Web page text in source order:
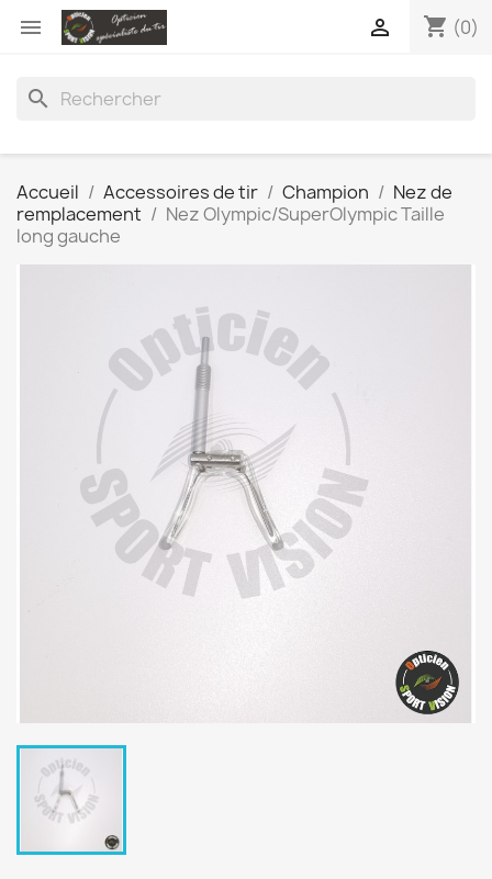
 shopping_cart (0)

search
Accueil Accessoires de tir Champion
Nez de
remplacement
Nez Olympic/SuperOlympic Taille
long gauche